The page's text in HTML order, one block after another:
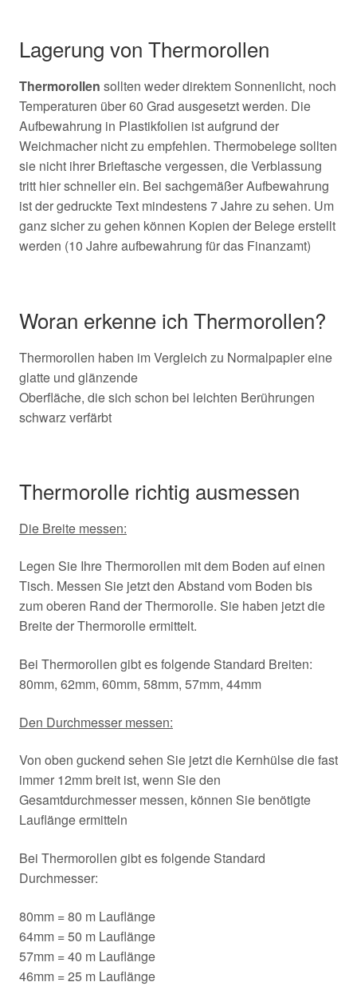
Lagerung von Thermorollen
Thermorollen sollten weder direktem Sonnenlicht, noch
Temperaturen über 60 Grad ausgesetzt werden. Die
Aufbewahrung in Plastikfolien ist aufgrund der
Weichmacher nicht zu empfehlen. Thermobelege sollten
sie nicht ihrer Brieftasche vergessen, die Verblassung
tritt hier schneller ein. Bei sachgemäßer Aufbewahrung
ist der gedruckte Text mindestens 7 Jahre zu sehen. Um
ganz sicher zu gehen können Kopien der Belege erstellt
werden (10 Jahre aufbewahrung für das Finanzamt)
Woran erkenne ich Thermorollen?
Thermorollen haben im Vergleich zu Normalpapier eine
glatte und glänzende
Oberfläche, die sich schon bei leichten Berührungen
schwarz verfärbt
Thermorolle richtig ausmessen
Die Breite messen:
Legen Sie Ihre Thermorollen mit dem Boden auf einen
Tisch. Messen Sie jetzt den Abstand vom Boden bis
zum oberen Rand der Thermorolle. Sie haben jetzt die
Breite der Thermorolle ermittelt.
Bei Thermorollen gibt es folgende Standard Breiten:
80mm, 62mm, 60mm, 58mm, 57mm, 44mm
Den Durchmesser messen:
Von oben guckend sehen Sie jetzt die Kernhülse die fast
immer 12mm breit ist, wenn Sie den
Gesamtdurchmesser messen, können Sie benötigte
Lauflänge ermitteln
Bei Thermorollen gibt es folgende Standard
Durchmesser:
80mm = 80 m Lauflänge
64mm = 50 m Lauflänge
57mm = 40 m Lauflänge
46mm = 25 m Lauflänge